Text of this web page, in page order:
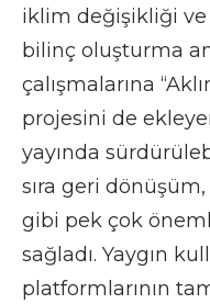
iklim değişikliği ve
bilinç oluşturma
çalışmalarına
projesini de
yayında
sıra geri
gibi pek çok
sağladı. Yaygın
platformlarının